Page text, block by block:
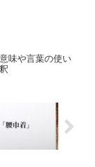
味や言葉の使い